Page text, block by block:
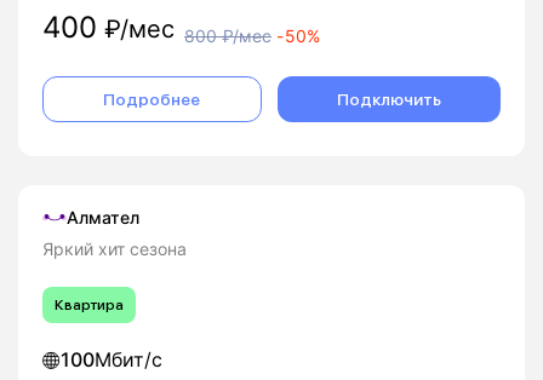
400 ₽/мес 800₽/мес -50%
Подробнее Подключить
Алмател
Яркий хит сезона
Квартира
100Мбит/с